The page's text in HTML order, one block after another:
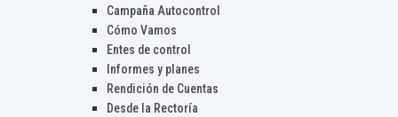
Campaña Autocontrol
Cómo Vamos
Entes de control
Informes y planes
Rendición de Cuentas
Desde la Rectoría